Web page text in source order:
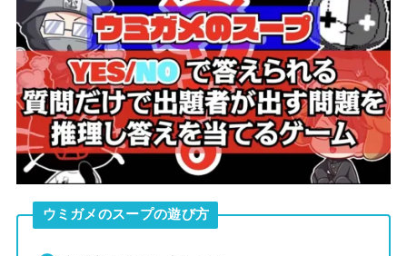
ウミガメのスープの遊び方